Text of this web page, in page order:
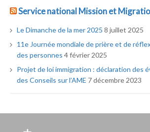
Service national Mission et
Le Dimanche de la mer 2025 8 juillet 2025
11e Journée mondiale de prière et de
des personnes 4 février 2025
Projet de loi immigration : déclaration des
des Conseils sur l’AME 7 décembre 2023